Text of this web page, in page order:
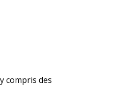
compris des